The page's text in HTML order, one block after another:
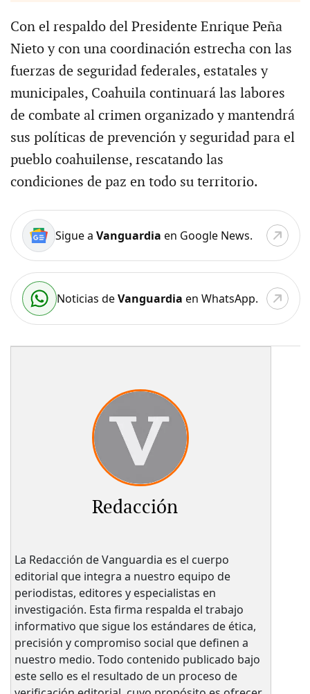
Con el respaldo del Presidente Enrique Peña
Nieto y con una coordinación estrecha con las
fuerzas de seguridad federales, estatales y
municipales, Coahuila continuará las labores
de combate al crimen organizado y mantendrá
sus políticas de prevención y seguridad para el
pueblo coahuilense, rescatando las
condiciones de paz en todo su territorio.
Sigue a Vanguardia en Google News.
Noticias deVanguardia en WhatsApp.
Redacción
La Redacción de Vanguardia es el cuerpo
editorial que integra a nuestro equipo de
periodistas, editores y especialistas en
investigación. Esta firma respalda el trabajo
informativo que sigue los estándares de ética,
precisión y compromiso social que definen a
nuestro medio. Todo contenido publicado bajo
este sello es el resultado de un proceso de